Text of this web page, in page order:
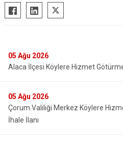
05 Ağu 2026
Alaca İlçesi Köylere Hizmet
05 Ağu 2026
Çorum Valiliği Merkez Köylere
İhale İlanı